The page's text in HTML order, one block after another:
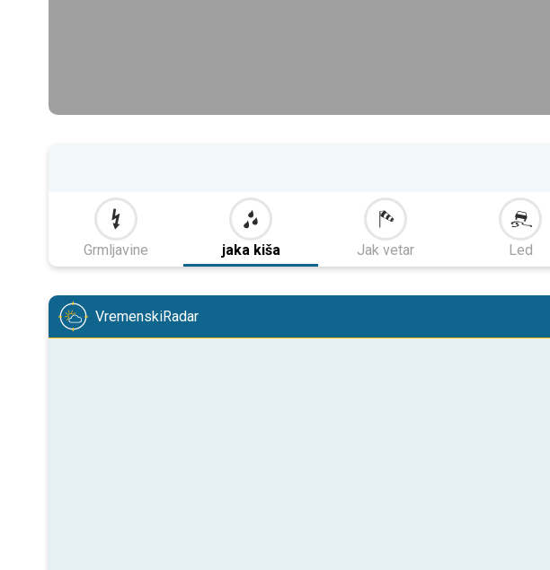
Grmljavine jaka kiša Jak vetar Led
VremenskiRadar